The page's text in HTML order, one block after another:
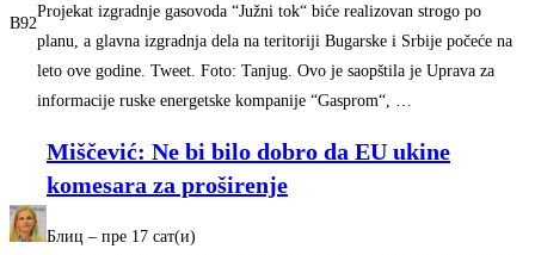
B92
Projekat izgradnje gasovoda “Južni tok“ biće realizovan strogo po
planu, a glavna izgradnja dela na teritoriji Bugarske i Srbije počeće na
leto ove godine. Tweet. Foto: Tanjug. Ovo je saopštila je Uprava za
informacije ruske energetske kompanije “Gasprom“, …
Miščević: Ne bi bilo dobro da EU ukine
komesara za proširenje
Блиц – ‎пре 17 сат(и)‎